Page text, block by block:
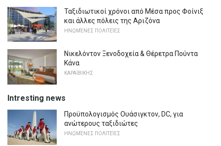
Ταξιδιωτικοί χρόνοι από Μέσα προς Φοίνιξ
και άλλες πόλεις της Αριζόνα
ΗΝΩΜΈΝΕΣ ΠΟΛΙΤΕΊΕΣ
Νικελόντον Ξενοδοχεία & Θέρετρα Πούντα
Κάνα
ΚΑΡΑΪΒΙΚΉΣ
Intresting news
Προϋπολογισμός Ουάσιγκτον, DC, για
ανώτερους ταξιδιώτες
ΗΝΩΜΈΝΕΣ ΠΟΛΙΤΕΊΕΣ